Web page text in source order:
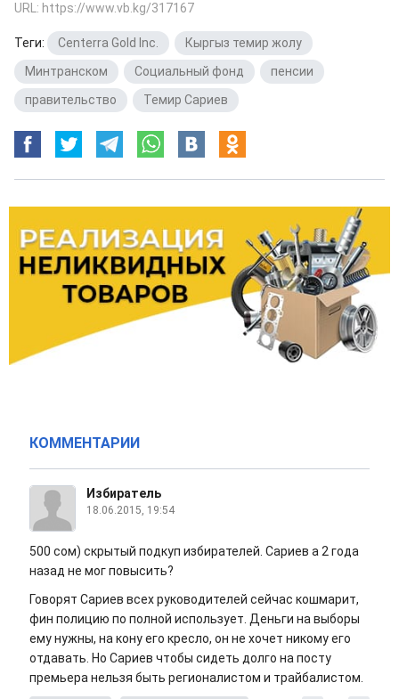
URL: https://www.vb.kg/317167
Теги: Centerra Gold Inc. Кыргыз темир жолу
Минтранском
Социальный фонд пенсии
правительство
Темир Сариев
КОММЕНТАРИИ
Избиратель
18.06.2015, 19:54
500 сом) скрытый подкуп избирателей. Сариев а 2 года
назад не мог повысить?
Говорят Сариев всех руководителей сейчас кошмарит,
фин полицию по полной использует. Деньги на выборы
ему нужны, на кону его кресло, он не хочет никому его
отдавать. Но Сариев чтобы сидеть долго на посту
премьера нельзя быть регионалистом и трайбалистом.